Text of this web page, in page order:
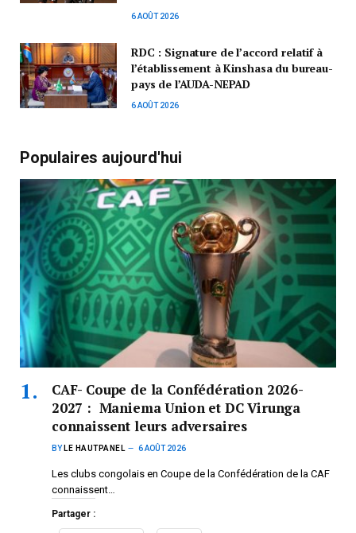
6 AOÛT 2026
RDC : Signature de l’accord relatif à
l’établissement à Kinshasa du bureau-
pays de l’AUDA-NEPAD
6 AOÛT 2026
Populaires aujourd'hui
CAF- Coupe de la Confédération 2026-
2027 : Maniema Union et DC Virunga
connaissent leurs adversaires
BY LE HAUTPANEL 6 AOÛT 2026
Les clubs congolais en Coupe de la Confédération de la CAF
connaissent…
Partager :